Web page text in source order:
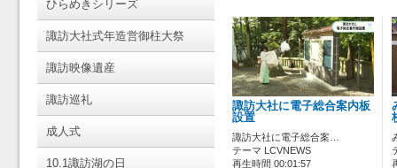
ひらめきシリーズ
諏訪大社式年造営御柱大祭
諏訪映像遺産
諏訪巡礼
成人式
10.1諏訪湖の日
諏訪大社に電子総合案内板
設置
諏訪大社に電子総合案…
テーマ LCVNEWS
再生時間 00:01:57